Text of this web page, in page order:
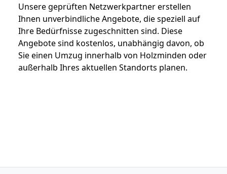
Unsere geprüften Netzwerkpartner erstellen
Ihnen unverbindliche Angebote, die speziell auf
Ihre Bedürfnisse zugeschnitten sind. Diese
Angebote sind kostenlos, unabhängig davon, ob
Sie einen Umzug innerhalb von Holzminden oder
außerhalb Ihres aktuellen Standorts planen.